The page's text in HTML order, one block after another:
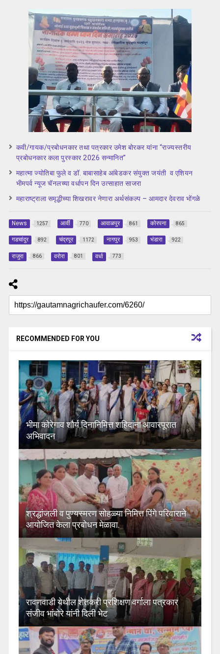
कवी/गायक/प्रबोधनकार तथा पत्रकार उमेश बोरकर यांना “राज्यस्तरीय
प्रबोधनकार कला पुरस्कार 2026 सन्मानित”
महात्मा ज्योतिबा फुले व डॉ. बाबासाहेब आंबेडकर संयुक्त जयंती व एशियन
भीमपर्व न्यूज चॅनलच्या वर्धापन दिन उत्साहात साजरा
महाराष्ट्राला समृद्धीच्या शिखरावर नेणारा अर्थसंकल्प – आमदार देवराव भोंगळे
News 1257 आर्वी 770 आवाळपुर 861 कोरपना 865
गडचांदुर 892 चंद्रपूर 1172 नागपुर 953 भंडारा 922
राजुरा 866 वरोरा 801 वर्धा 773
RECOMMENDED FOR YOU
भीमा कोरेगाव शौर्य दिनानिमित्त शहिदांना आवारपूरात
अभिवादन
श्रद्धांजली व पुण्यस्मरण सोहळ्या निमित्त पिंगे परिवाराने
आयोजित केला प्रबोधन मेळावा.
रावणवाडी येथील शेतकरी प्रशिक्षण वर्गाला पत्रकार
संजीव भांबोरे यांनी दिली भेट